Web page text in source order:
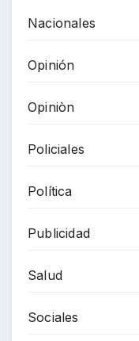
Nacionales
Opinión
Opiniòn
Policiales
Política
Publicidad
Salud
Sociales